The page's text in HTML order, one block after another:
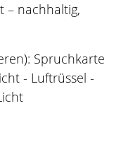
– nachhaltig,
Spruchkarte
- Luftrüssel -